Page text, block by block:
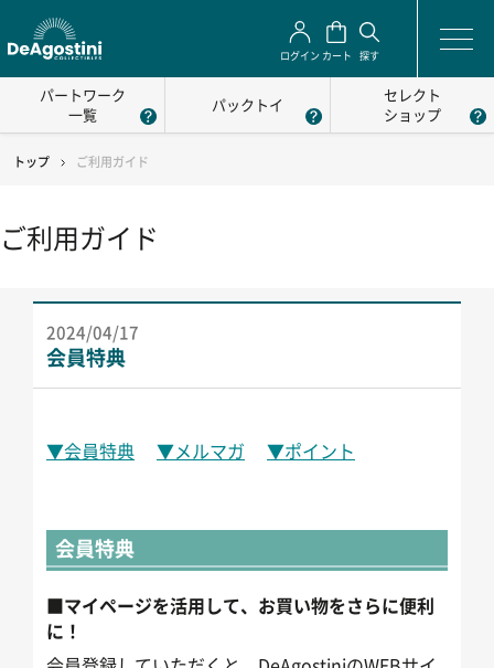
ログイン カート 探す
パートワーク
一覧
パックトイ
セレクト
ショップ
トップ ご利用ガイド
ご利用ガイド
会員特典
2024/04/17
▼会員特典 ▼メルマガ ▼ポイント
会員特典
■マイページを活用して、お買い物をさらに便利
に！